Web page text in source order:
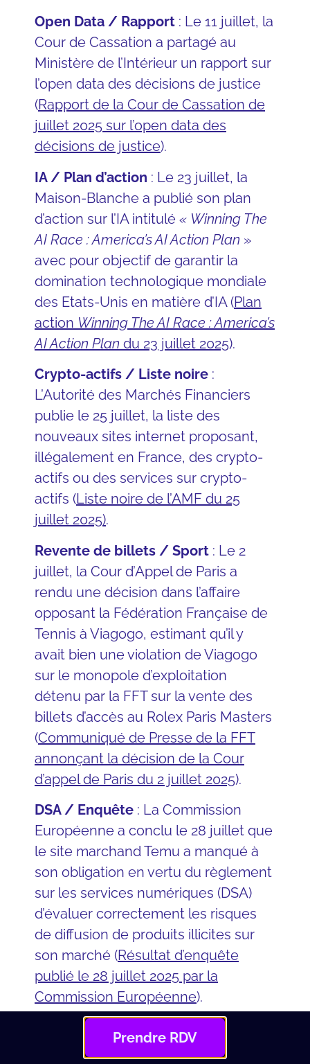
Open Data / Rapport : Le 11 juillet, la
Cour de Cassation a partagé au
Ministère de l’Intérieur un rapport sur
l’open data des décisions de justice
(Rapport de la Cour de Cassation de
juillet 2025 sur l’open data des
décisions de justice).
IA / Plan d’action : Le 23 juillet, la
Maison-Blanche a publié son plan
d’action sur l’IA intitulé « Winning The
AI Race : America’s AI Action Plan »
avec pour objectif de garantir la
domination technologique mondiale
des Etats-Unis en matière d’IA (Plan
action Winning The AI Race : America’s
AI Action Plan du 23 juillet 2025).
Crypto-actifs / Liste noire :
L’Autorité des Marchés Financiers
publie le 25 juillet, la liste des
nouveaux sites internet proposant,
illégalement en France, des crypto-
actifs ou des services sur crypto-
actifs (Liste noire de l’AMF du 25
juillet 2025).
Revente de billets / Sport : Le 2
juillet, la Cour d’Appel de Paris a
rendu une décision dans l’affaire
opposant la Fédération Française de
Tennis à Viagogo, estimant qu’il y
avait bien une violation de Viagogo
sur le monopole d’exploitation
détenu par la FFT sur la vente des
billets d’accès au Rolex Paris Masters
(Communiqué de Presse de la FFT
annonçant la décision de la Cour
d’appel de Paris du 2 juillet 2025).
DSA / Enquête : La Commission
Européenne a conclu le 28 juillet que
le site marchand Temu a manqué à
son obligation en vertu du règlement
sur les services numériques (DSA)
d’évaluer correctement les risques
de diffusion de produits illicites sur
son marché (Résultat d’enquête
publié le 28 juillet 2025 par la
Commission Européenne).
Phishing / Communiqué
: Le 29
juillet l’Autorité Nationale des
Prendre RDV